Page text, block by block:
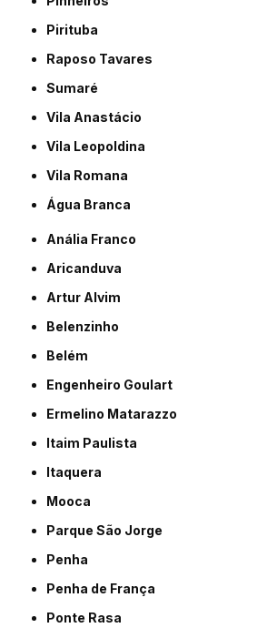
Pirituba
Raposo Tavares
Sumaré
Vila Anastácio
Vila Leopoldina
Vila Romana
Água Branca
Anália Franco
Aricanduva
Artur Alvim
Belenzinho
Belém
Engenheiro Goulart
Ermelino Matarazzo
Itaim Paulista
Itaquera
Mooca
Parque São Jorge
Penha
Penha de França
Ponte Rasa